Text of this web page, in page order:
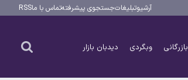
آرشیوتبلیغاتجستجوی پیشرفتهتماس با ماRSS
بازرگانی وبگردی دیدبان بازار